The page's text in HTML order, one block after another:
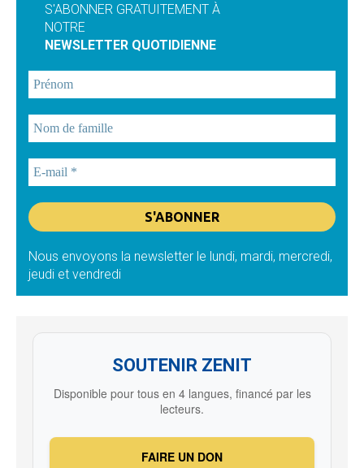
S'ABONNER GRATUITEMENT À
NOTRE
NEWSLETTER QUOTIDIENNE
Nous envoyons la newsletter le lundi, mardi, mercredi,
jeudi et vendredi
SOUTENIR ZENIT
Disponible pour tous en 4 langues, financé par les
lecteurs.
FAIRE UN DON